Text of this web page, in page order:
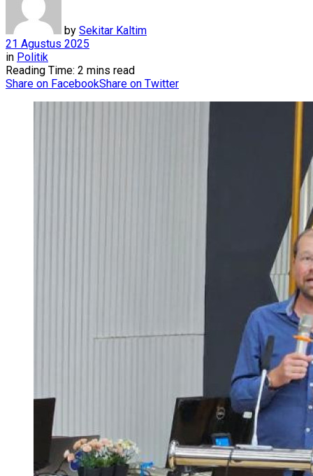
by Sekitar Kaltim
21 Agustus 2025
in Politik
Reading Time: 2 mins read
Share on FacebookShare on Twitter